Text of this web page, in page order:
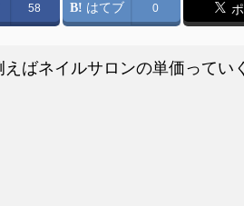
58 はてブ 0
ばネイルサロンの単価ってい